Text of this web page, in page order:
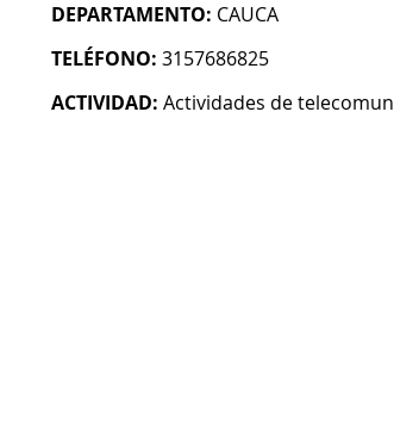
DEPARTAMENTO: CAUCA
TELÉFONO: 3157686825
ACTIVIDAD: Actividades de